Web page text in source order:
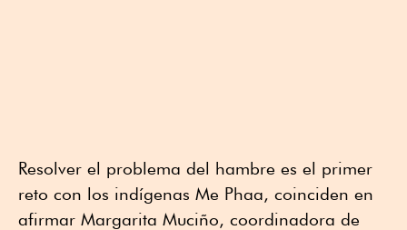
Resolver el problema del hambre es el primer
reto con los indígenas Me Phaa, coinciden en
afirmar Margarita Muciño, coordinadora de